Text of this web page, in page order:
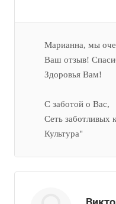
Марианна, мы
Ваш отзыв!
Здоровья Вам!
С заботой о Вас,
Сеть заботливых
Культура"